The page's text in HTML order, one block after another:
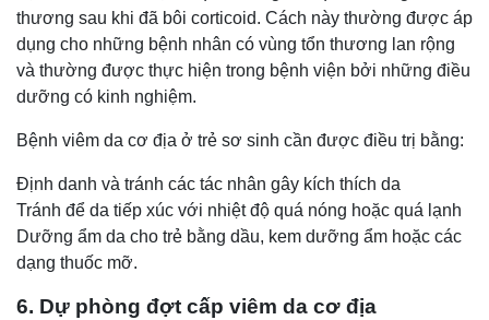
thương sau khi đã bôi corticoid. Cách này thường được áp
dụng cho những bệnh nhân có vùng tổn thương lan rộng
và thường được thực hiện trong bệnh viện bởi những điều
dưỡng có kinh nghiệm.
Bệnh viêm da cơ địa ở trẻ sơ sinh cần được điều trị bằng:
Định danh và tránh các tác nhân gây kích thích da
Tránh để da tiếp xúc với nhiệt độ quá nóng hoặc quá lạnh
Dưỡng ẩm da cho trẻ bằng dầu, kem dưỡng ẩm hoặc các
dạng thuốc mỡ.
6. Dự phòng đợt cấp viêm da cơ địa